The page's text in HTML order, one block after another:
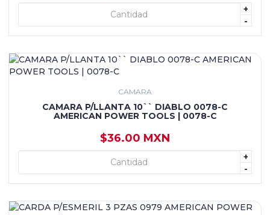
+
-
+ AGREGAR
CAMARA
CAMARA P/LLANTA 10`` DIABLO 0078-C
AMERICAN POWER TOOLS | 0078-C
$36.00 MXN
+
-
+ AGREGAR